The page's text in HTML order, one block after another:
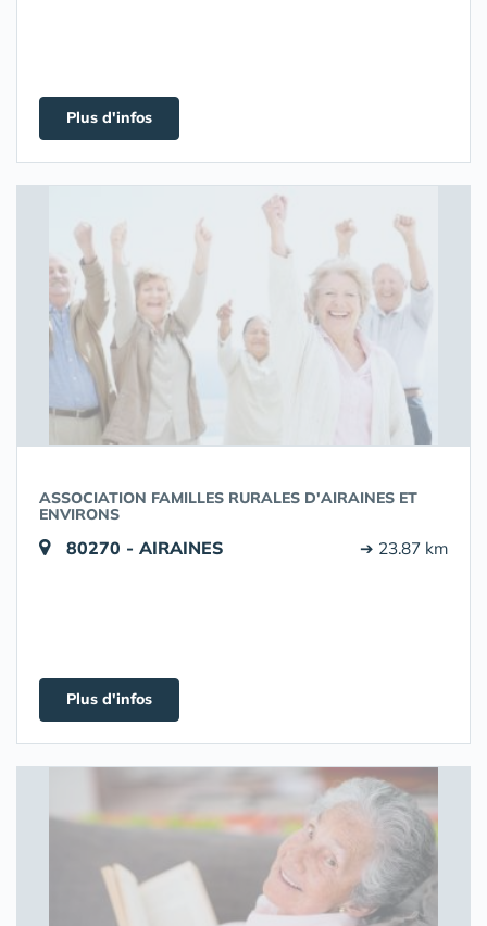
Plus d'infos
ASSOCIATION FAMILLES RURALES D'AIRAINES ET
ENVIRONS
80270 - AIRAINES ➔ 23.87 km
Plus d'infos